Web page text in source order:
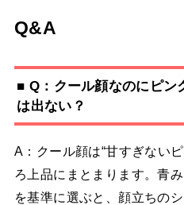
Q&A
■ Q：クール顔なのにピン
は出ない？
A：クール顔は“甘すぎない
ろ上品にまとまります。青
を基準に選ぶと、顔立ちの